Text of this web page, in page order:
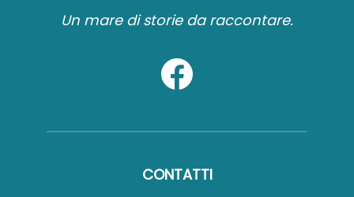
Un mare di storie da raccontare.
CONTATTI